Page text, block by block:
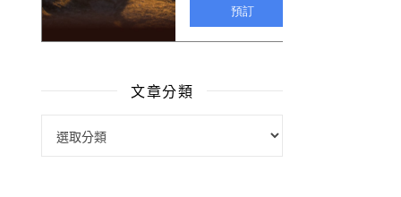
文章分類